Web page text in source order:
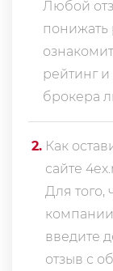
Любой
понижать
рейтинг и
брокера
2. Как
сайте
Для того,
введите
отзыв с